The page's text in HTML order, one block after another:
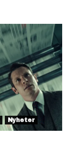
Nyheter